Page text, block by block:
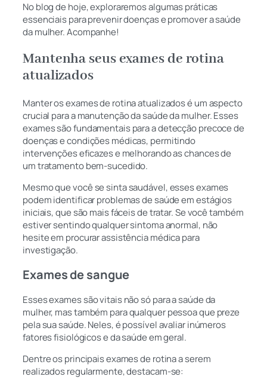
No blog de hoje, exploraremos algumas práticas
essenciais para prevenir doenças e promover a saúde
da mulher. Acompanhe!
Mantenha seus exames de rotina
atualizados
Manter os exames de rotina atualizados é um aspecto
crucial para a manutenção da saúde da mulher. Esses
exames são fundamentais para a detecção precoce de
doenças e condições médicas, permitindo
intervenções eficazes e melhorando as chances de
um tratamento bem-sucedido.
Mesmo que você se sinta saudável, esses exames
podem identificar problemas de saúde em estágios
iniciais, que são mais fáceis de tratar. Se você também
estiver sentindo qualquer sintoma anormal, não
hesite em procurar assistência médica para
investigação.
Exames de sangue
Esses exames são vitais não só para a saúde da
mulher, mas também para qualquer pessoa que preze
pela sua saúde. Neles, é possível avaliar inúmeros
fatores fisiológicos e da saúde em geral.
Dentre os principais exames de rotina a serem
realizados regularmente, destacam-se: